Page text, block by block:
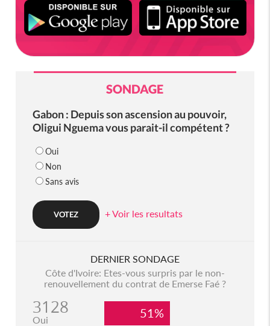
SONDAGE
Gabon : Depuis son ascension au pouvoir,
Oligui Nguema vous parait-il compétent ?
Oui
Non
Sans avis
+ Voir les resultats
DERNIER SONDAGE
Côte d'Ivoire: Etes-vous surpris par le non-
renouvellement du contrat de Emerse Faé ?
3128
Oui 51%